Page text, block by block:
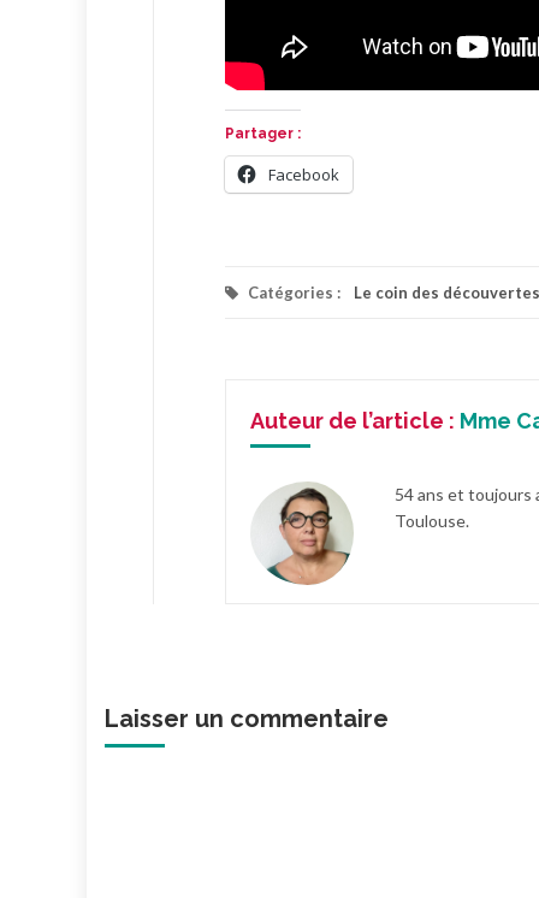
Partager :
Facebook
Catégories : Le coin des découvertes
Auteur de l’article : Mme
54 ans et toujours
Toulouse.
Laisser un commentaire